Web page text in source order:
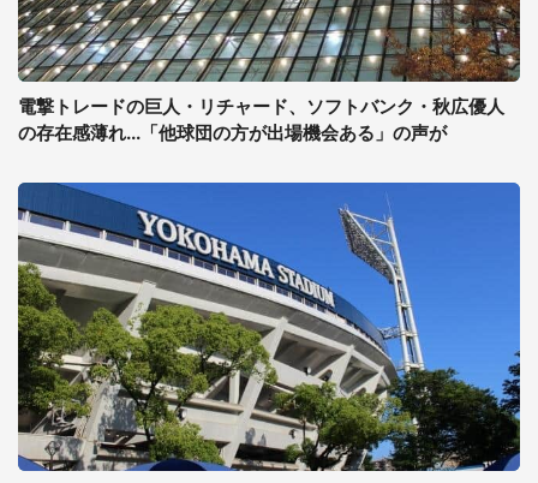
電撃トレードの巨人・リチャード、ソフトバンク・秋広優人
の存在感薄れ...「他球団の方が出場機会ある」の声が